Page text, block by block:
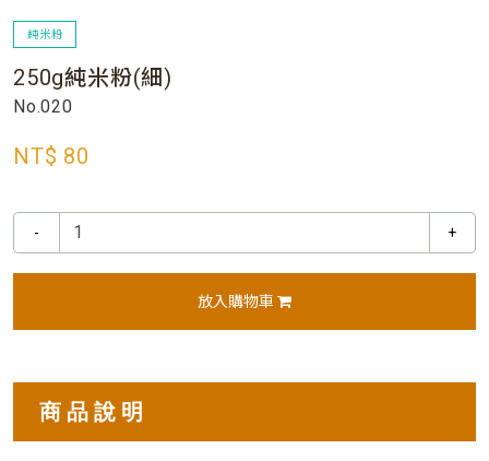
純米粉
250g純米粉(細)
No.020
NT$ 80
- +
放入購物車
商品說明